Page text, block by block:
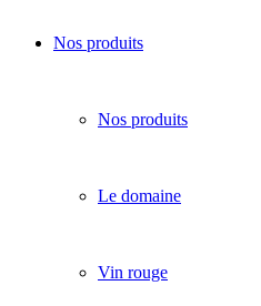
Nos produits
Nos produits
Le domaine
Vin rouge